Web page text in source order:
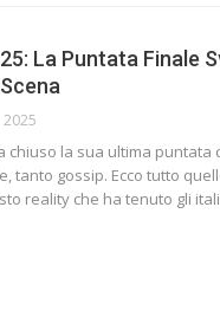
La Puntata Finale
2025
chiuso la sua ultima
tanto gossip. Ecco tutto
reality che ha tenuto gli